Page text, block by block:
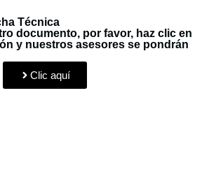
Técnica
documento, por favor, haz clic en
y nuestros asesores se pondrán
Clic aquí